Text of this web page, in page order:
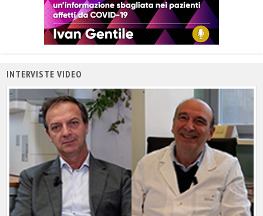
INTERVISTE VIDEO